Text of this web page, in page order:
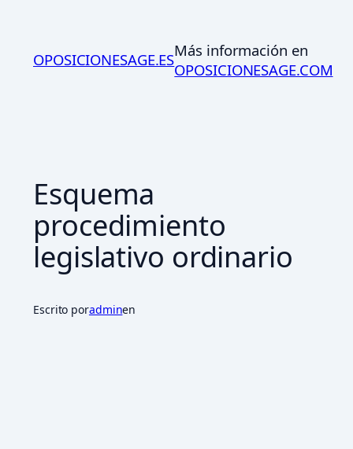
contenido
OPOSICIONESAGE.ESMás información en
OPOSICIONESAGE.COM
Esquema
procedimiento
legislativo ordinario
Escrito poradminen